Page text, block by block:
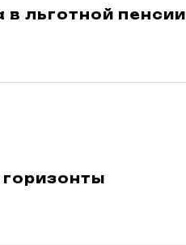
льготной пенсии